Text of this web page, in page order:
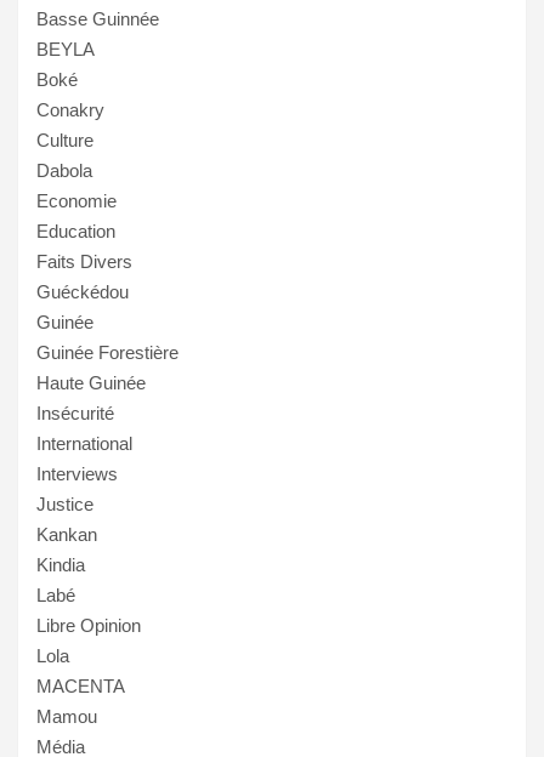
Basse Guinnée
BEYLA
Boké
Conakry
Culture
Dabola
Economie
Education
Faits Divers
Guéckédou
Guinée
Guinée Forestière
Haute Guinée
Insécurité
International
Interviews
Justice
Kankan
Kindia
Labé
Libre Opinion
Lola
MACENTA
Mamou
Média